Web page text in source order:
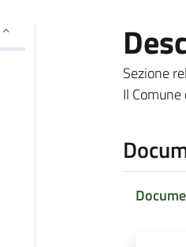
Sezione
Il